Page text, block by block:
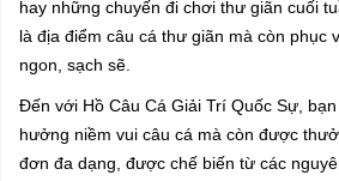
hay những chuyến đi chơi thư giãn cuối
là địa điểm câu cá thư giãn mà còn phục
ngon, sạch sẽ.
Đến với Hồ Câu Cá Giải Trí Quốc Sự,
hưởng niềm vui câu cá mà còn được
đơn đa dạng, được chế biến từ các